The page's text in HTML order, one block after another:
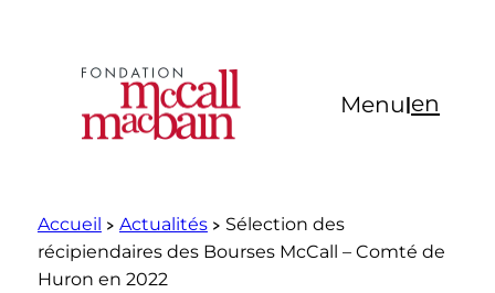
Menu|en
Accueil Actualités
Sélection des
récipiendaires des Bourses McCall – Comté de
Huron en 2022